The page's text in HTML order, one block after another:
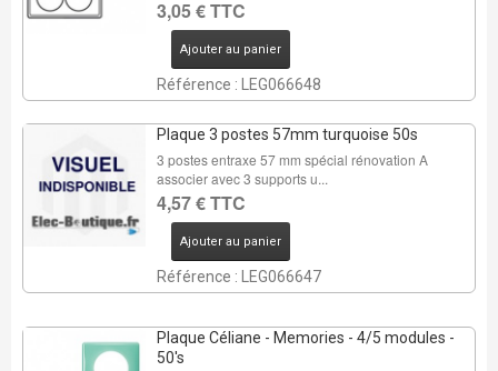
3,05 € TTC
Ajouter au panier
Référence : LEG066648
Plaque 3 postes 57mm turquoise 50s
3 postes entraxe 57 mm spécial rénovation A
associer avec 3 supports u...
4,57 € TTC
Ajouter au panier
Référence : LEG066647
Plaque Céliane - Memories - 4/5 modules -
50's